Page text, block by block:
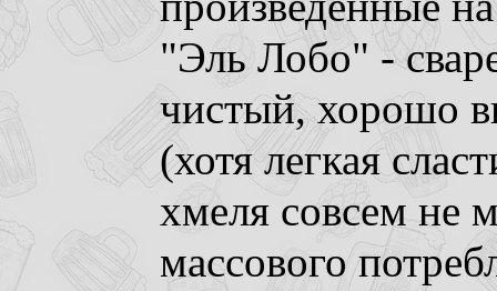
"Эль Лобо" -
чистый, хорошо
(хотя легкая
хмеля совсем не
массового